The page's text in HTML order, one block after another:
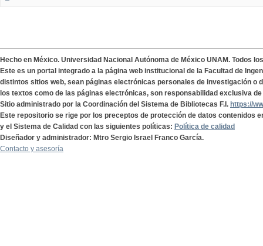
Hecho en México. Universidad Nacional Autónoma de México UNAM. Todos
Este es un portal integrado a la página web institucional de la Facultad de
distintos sitios web, sean páginas electrónicas personales de investigación o
los textos como de las páginas electrónicas, son responsabilidad exclusiva
Sitio administrado por la Coordinación del Sistema de Bibliotecas F.I. https://
Este repositorio se rige por los preceptos de protección de datos contenidos
y el Sistema de Calidad con las siguientes políticas: Política de calidad
Diseñador y administrador: Mtro Sergio Israel Franco García.
Contacto y asesoría